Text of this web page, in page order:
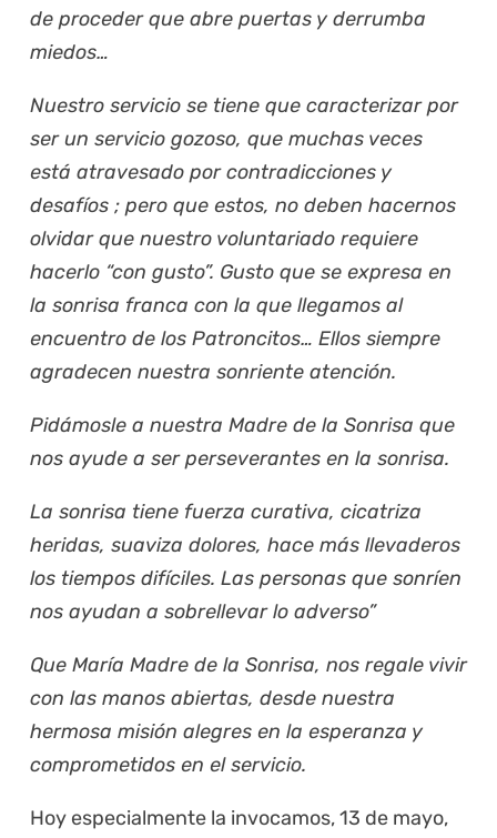
de proceder que abre puertas y derrumba
miedos…
Nuestro servicio se tiene que caracterizar por
ser un servicio gozoso, que muchas veces
está atravesado por contradicciones y
desafíos ; pero que estos, no deben hacernos
olvidar que nuestro voluntariado requiere
hacerlo “con gusto”. Gusto que se expresa en
la sonrisa franca con la que llegamos al
encuentro de los Patroncitos… Ellos siempre
agradecen nuestra sonriente atención.
Pidámosle a nuestra Madre de la Sonrisa que
nos ayude a ser perseverantes en la sonrisa.
La sonrisa tiene fuerza curativa, cicatriza
heridas, suaviza dolores, hace más llevaderos
los tiempos difíciles. Las personas que sonríen
nos ayudan a sobrellevar lo adverso”
Que María Madre de la Sonrisa, nos regale vivir
con las manos abiertas, desde nuestra
hermosa misión alegres en la esperanza y
comprometidos en el servicio.
Hoy especialmente la invocamos, 13 de mayo,